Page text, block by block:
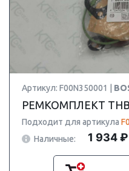
Артикул: F00N350001 |
РЕМКОМПЛЕКТ
Подходит для артикула
Наличные:
1 934 ₽